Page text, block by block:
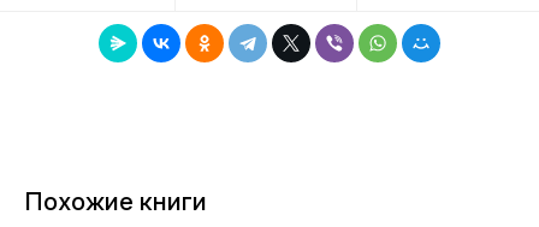
12
Похожие книги